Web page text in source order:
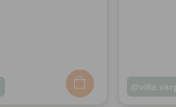
Inlägg